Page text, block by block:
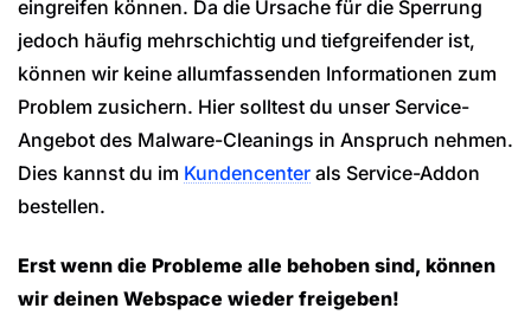
eingreifen können. Da die Ursache für die Sperrung
jedoch häufig mehrschichtig und tiefgreifender ist,
können wir keine allumfassenden Informationen zum
Problem zusichern. Hier solltest du unser Service-
Angebot des Malware-Cleanings in Anspruch nehmen.
Dies kannst du im Kundencenter als Service-Addon
bestellen.
Erst wenn die Probleme alle behoben sind, können
wir deinen Webspace wieder freigeben!